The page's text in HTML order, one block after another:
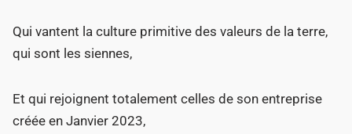
Qui vantent la culture primitive des valeurs de la terre,
qui sont les siennes,
Et qui rejoignent totalement celles de son entreprise
créée en Janvier 2023,